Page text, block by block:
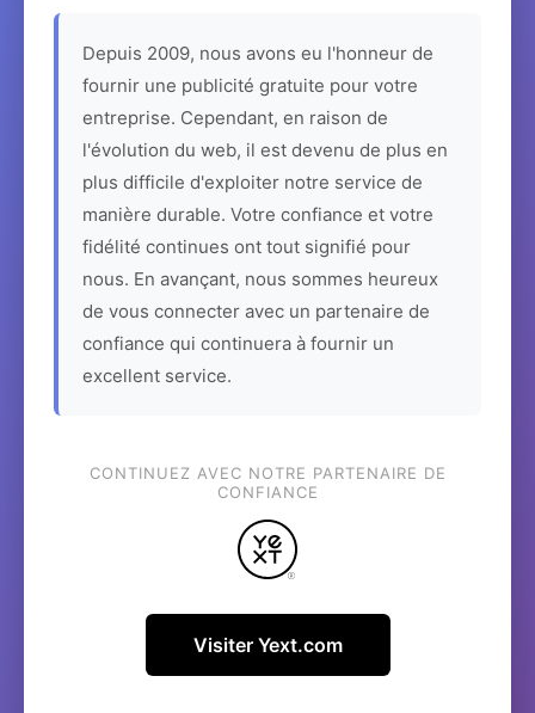
Depuis 2009, nous avons eu l'honneur de
fournir une publicité gratuite pour votre
entreprise. Cependant, en raison de
l'évolution du web, il est devenu de plus en
plus difficile d'exploiter notre service de
manière durable. Votre confiance et votre
fidélité continues ont tout signifié pour
nous. En avançant, nous sommes heureux
de vous connecter avec un partenaire de
confiance qui continuera à fournir un
excellent service.
CONTINUEZ AVEC NOTRE PARTENAIRE DE
CONFIANCE
Visiter Yext.com